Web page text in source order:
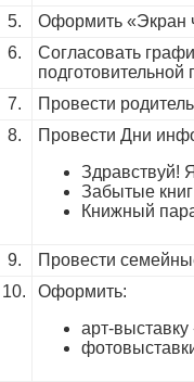
5.
Оформить «Экран
6.
Согласовать
подготовительной
7.
Провести
8.
Провести Дни
Здравствуй!
Забытые
Книжный
9.
Провести
10.
Оформить:
арт-выставку